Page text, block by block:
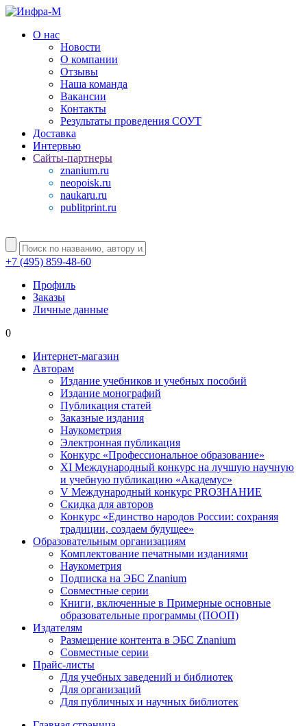
О нас
Новости
О компании
Отзывы
Наша команда
Вакансии
Контакты
Результаты проведения СОУТ
Доставка
Интервью
Сайты-партнеры
znanium.ru
neopoisk.ru
naukaru.ru
publitprint.ru
+7 (495) 859-48-60
Профиль
Заказы
Личные данные
0
Интернет-магазин
Авторам
Издание учебников и учебных пособий
Издание монографий
Публикация статей
Заказные издания
Наукометрия
Электронная публикация
Конкурс «Профессиональное образование»
XI Международный конкурс на лучшую научную
и учебную публикацию «Академус»
V Международный конкурс PROЗНАНИЕ
Скидка для авторов
Конкурс «Единство народов России: сохраняя
традиции, создаем будущее»
Образовательным организациям
Комплектование печатными изданиями
Наукометрия
Подписка на ЭБС Znanium
Совместные серии
Книги, включенные в Примерные основные
образовательные программы (ПООП)
Издателям
Размещение контента в ЭБС Znanium
Совместные серии
Прайс-листы
Для учебных заведений и библиотек
Для организаций
Для публичных и научных библиотек